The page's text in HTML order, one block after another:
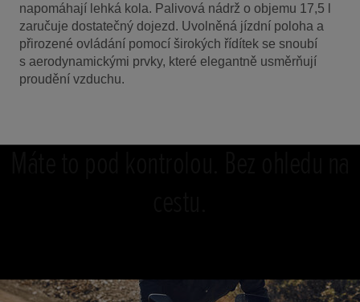
napomáhají lehká kola. Palivová nádrž o objemu 17,5 l
zaručuje dostatečný dojezd. Uvolněná jízdní poloha a
přirozené ovládání pomocí širokých řídítek se snoubí
s aerodynamickými prvky, které elegantně usměrňují
proudění vzduchu.